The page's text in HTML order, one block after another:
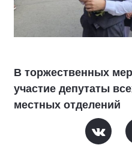
В торжественных
участие депутаты
местных отделений